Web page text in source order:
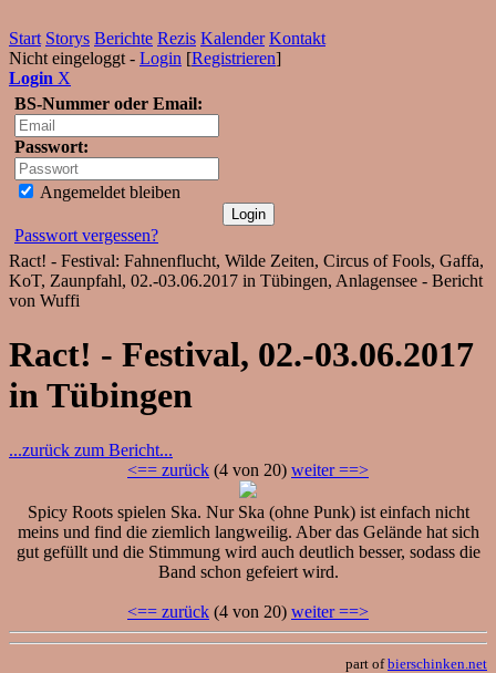
Start Storys Berichte Rezis Kalender Kontakt
Nicht eingeloggt - Login [Registrieren]
Login X
BS-Nummer oder Email:
Passwort:
Angemeldet bleiben
Passwort vergessen?
Ract! - Festival: Fahnenflucht, Wilde Zeiten, Circus of Fools, Gaffa,
KoT, Zaunpfahl, 02.-03.06.2017 in Tübingen, Anlagensee - Bericht
von Wuffi
Ract! - Festival, 02.-03.06.2017
in Tübingen
...zurück zum Bericht...
<== zurück (4 von 20) weiter ==>
Spicy Roots spielen Ska. Nur Ska (ohne Punk) ist einfach nicht
meins und find die ziemlich langweilig. Aber das Gelände hat sich
gut gefüllt und die Stimmung wird auch deutlich besser, sodass die
Band schon gefeiert wird.
<== zurück (4 von 20) weiter ==>
part ofbierschinken.net